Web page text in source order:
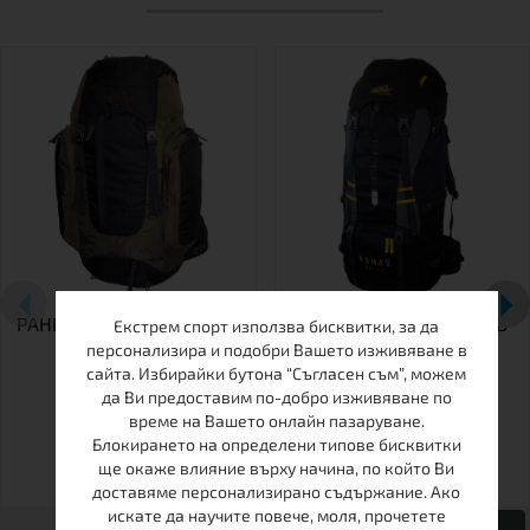
РАНИЦА TАШЕВ TRACKER
45
РАНИЦА ТАШЕВ NOMAD
80+15
Екстрем спорт използва бисквитки, за да
персонализира и подобри Вашето изживяване в
сайта. Избирайки бутона “Съгласен съм”, можем
да Ви предоставим по-добро изживяване по
време на Вашето онлайн пазаруване.
Блокирането на определени типове бисквитки
ще окаже влияние върху начина, по който Ви
доставяме персонализирано съдържание. Ако
искате да научите повече, моля, прочетете